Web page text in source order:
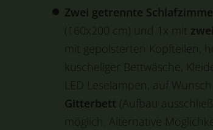
Zwei getrennte
(160x200 cm) und 1x mit
mit gepolsterten Kopfteilen,
kuscheliger Bettwäsche,
LED Leselampen, auf Wunsch
Gitterbett (Aufbau
möglich. Alternative